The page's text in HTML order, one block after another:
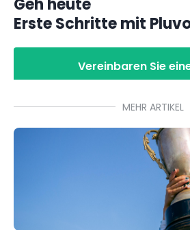
Geh heute
Erste Schritte mit
Vereinbaren Sie
MEHR ARTIKEL